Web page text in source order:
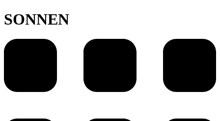
SONNEN